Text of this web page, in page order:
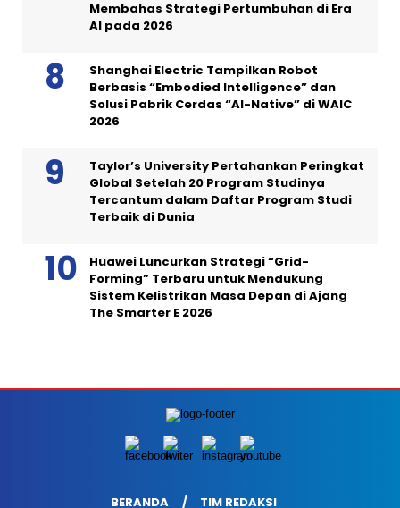
Membahas Strategi Pertumbuhan di Era
AI pada 2026
Shanghai Electric Tampilkan Robot
Berbasis “Embodied Intelligence” dan
Solusi Pabrik Cerdas “AI-Native” di WAIC
2026
Taylor’s University Pertahankan Peringkat
Global Setelah 20 Program Studinya
Tercantum dalam Daftar Program Studi
Terbaik di Dunia
Huawei Luncurkan Strategi “Grid-
Forming” Terbaru untuk Mendukung
Sistem Kelistrikan Masa Depan di Ajang
The Smarter E 2026
BERANDA TIM REDAKSI